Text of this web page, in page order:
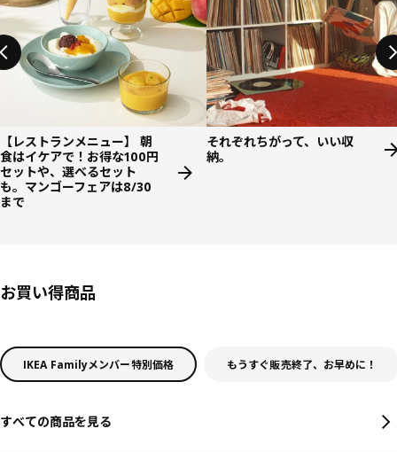
【レストランメニュー】 朝
食はイケアで！お得な100円
セットや、選べるセット
も。マンゴーフェアは8/30
まで
それぞれちがって、いい収
納。
お買い得商品
IKEA Familyメンバー特別価格 もうすぐ販売終了、お早めに！
すべての商品を見る